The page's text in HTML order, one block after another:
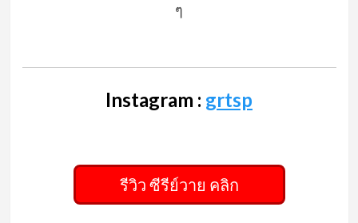
ๆ
Instagram : grtsp
รีวิว ซีรีย์วาย คลิก